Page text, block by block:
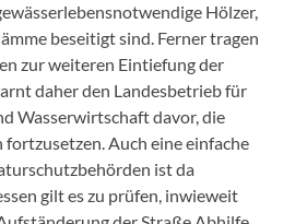
Hölzer,
beseitigt sind. Ferner tragen
zur weiteren Eintiefung der
daher den Landesbetrieb für
Wasserwirtschaft davor, die
fortzusetzen. Auch eine einfache
ist da
gilt es zu prüfen, inwieweit